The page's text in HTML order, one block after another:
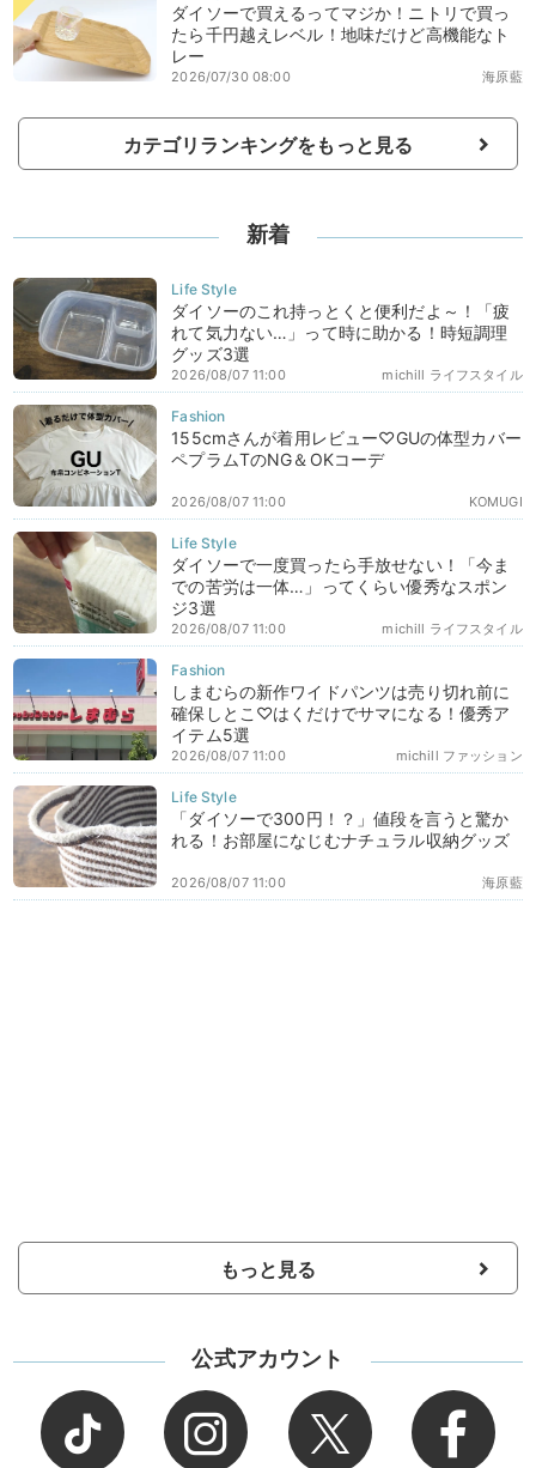
ダイソーで買えるってマジか！ニトリで買っ
たら千円越えレベル！地味だけど高機能なト
レー
海原藍
2026/07/30 08:00
カテゴリランキングをもっと見る
新着
ダイソーのこれ持っとくと便利だよ～！「疲
れて気力ない…」って時に助かる！時短調理
グッズ3選
michill ライフスタイル
2026/08/07 11:00
155cmさんが着用レビュー♡GUの体型カバー
ペプラムTのNG＆OKコーデ
KOMUGI
2026/08/07 11:00
ダイソーで一度買ったら手放せない！「今ま
での苦労は一体…」ってくらい優秀なスポン
ジ3選
michill ライフスタイル
2026/08/07 11:00
しまむらの新作ワイドパンツは売り切れ前に
確保しとこ♡はくだけでサマになる！優秀ア
イテム5選
michill ファッション
2026/08/07 11:00
「ダイソーで300円！？」値段を言うと驚か
れる！お部屋になじむナチュラル収納グッズ
海原藍
2026/08/07 11:00
もっと見る
公式アカウント